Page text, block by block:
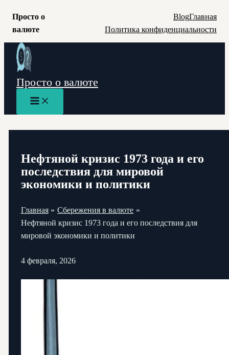
Просто о
валюте
BlogГлавная
Политика конфиденциальности
Перейти
содержимому
Просто о валюте
Main
Menu
Нефтяной кризис 1973 года и его
последствия для мировой
экономики и политики
Главная
Сбережения в валюте
Нефтяной кризис 1973 года и его последствия для
мировой экономики и политики
4 февраля, 2026